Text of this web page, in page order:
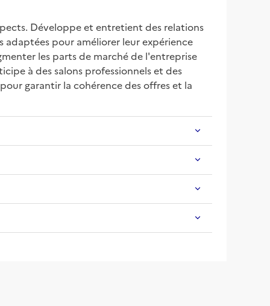
Développe et entretient des relations
pour améliorer leur expérience
les parts de marché de l'entreprise
à des salons professionnels et des
garantir la cohérence des offres et la